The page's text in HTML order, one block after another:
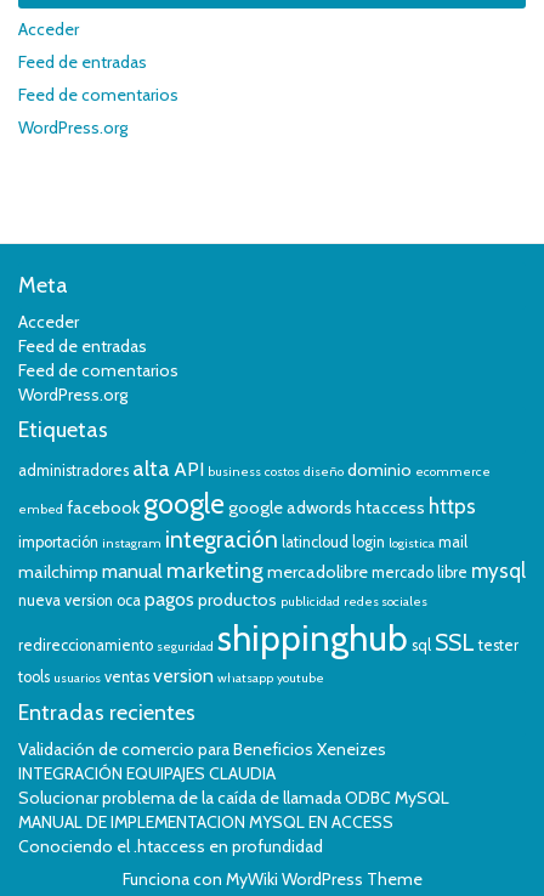
Acceder
Feed de entradas
Feed de comentarios
WordPress.org
Meta
Acceder
Feed de entradas
Feed de comentarios
WordPress.org
Etiquetas
administradores alta API business costos diseño dominio ecommerce
embed facebook google google adwords htaccess https
importación instagram integración latincloud login logistica mail
mailchimp manual marketingmercadolibre mercado libre mysql
nueva version oca pagos productos publicidad redes sociales
redireccionamiento seguridad shippinghub sql SSL tester
tools usuarios ventas version whatsapp youtube
Entradas recientes
Validación de comercio para Beneficios Xeneizes
INTEGRACIÓN EQUIPAJES CLAUDIA
Solucionar problema de la caída de llamada ODBC MySQL
MANUAL DE IMPLEMENTACION MYSQL EN ACCESS
Conociendo el .htaccess en profundidad
Funciona con MyWiki WordPress Theme